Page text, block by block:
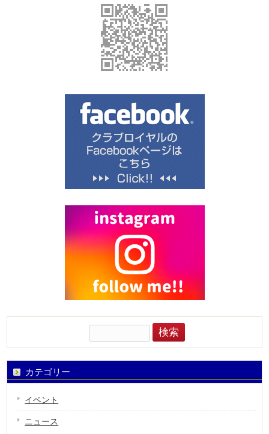
検
索:
カテゴリー
イベント
ニュース